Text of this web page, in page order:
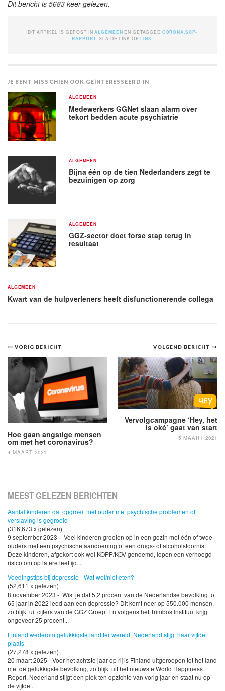
Dit bericht is 5683 keer gelezen.
DIT ARTIKEL IS GEPOST INALGEMEEN EN GETAGGED CORONA SCP-
RAPPORT . SLA DE LINK OPLINK
JE BENT MISSCHIEN OOK GEÏNTERESSEERD IN
ALGEMEEN
Medewerkers GGNet slaan alarm over
tekort bedden acute psychiatrie
ALGEMEEN
Bijna één op de tien Nederlanders zegt te
bezuinigen op zorg
ALGEMEEN
GGZ-sector doet forse stap terug in
resultaat
ALGEMEEN
Kwart van de hulpverleners heeft disfunctionerende collega
Bericht
navigatie
VOLGEND BERICHT
Vervolgcampagne ‘Hey, het
is oké’ gaat van start
5 MAART 2021
VORIG BERICHT
Hoe gaan angstige mensen
om met het coronavirus?
4 MAART 2021
MEEST GELEZEN BERICHTEN
Aantal kinderen dat opgroeit met ouder met psychische problemen of
verslaving is gegroeid
(316,673 x gelezen)
9 september 2023 - Veel kinderen groeien op in een gezin met één of twee
ouders met een psychische aandoening of een drugs- of alcoholstoornis.
Deze kinderen, afgekort ook wel KOPP/KOV genoemd, lopen een verhoogd
risico om op latere leeftijd...
Voedingstips bij depressie - Wat wel/niet eten?
(52,611 x gelezen)
8 november 2023 - Wist je dat 5,2 procent van de Nederlandse bevolking tot
65 jaar in 2022 leed aan een depressie? Dit komt neer op 550.000 mensen,
zo blijkt uit cijfers van de GGZ Groep. En volgens het Trimbos Instituut krijgt
ongeveer 25 procent...
Finland wederom gelukkigste land ter wereld, Nederland stijgt naar vijfde
plaats
(27,278 x gelezen)
20 maart 2025 - Voor het achtste jaar op rij is Finland uitgeroepen tot het land
met de gelukkigste bevolking, zo blijkt uit het nieuwste World Happiness
Report. Nederland stijgt een plek ten opzichte van vorig jaar en staat nu op
de vijfde...